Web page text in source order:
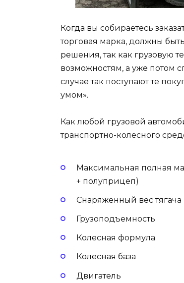
Когда вы собираетесь
торговая марка, должны
решения, так как грузовую
возможностям, а уже потом
случае так поступают те
умом».
Как любой грузовой
транспортно-колесного
Максимальная полная
+ полуприцеп)
Снаряженный вес тягача
Грузоподъемность
Колесная формула
Колесная база
Двигатель